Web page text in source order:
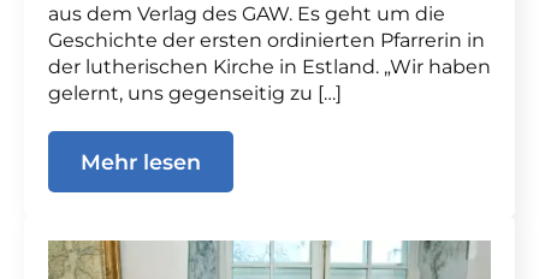
aus dem Verlag des GAW. Es geht um die
Geschichte der ersten ordinierten Pfarrerin in
der lutherischen Kirche in Estland. „Wir haben
gelernt, uns gegenseitig zu […]
Mehr lesen